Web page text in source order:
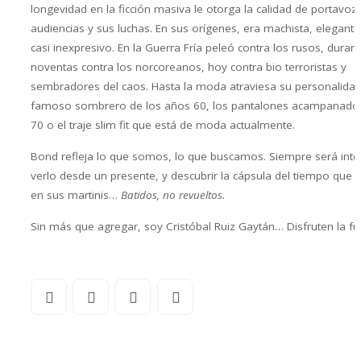
longevidad en la ficción masiva le otorga la calidad de portavoz
audiencias y sus luchas. En sus orígenes, era machista,
casi inexpresivo. En la Guerra Fría peleó contra los rusos,
noventas contra los norcoreanos, hoy contra bio terroristas y
sembradores del caos. Hasta la moda atraviesa su
famoso sombrero de los años 60, los pantalones
70 o el traje slim fit que está de moda actualmente.
Bond refleja lo que somos, lo que buscamos. Siempre será
verlo desde un presente, y descubrir la cápsula del tiempo que
en sus martinis… Batidos, no revueltos.
Sin más que agregar, soy Cristóbal Ruiz Gaytán… Disfruten la